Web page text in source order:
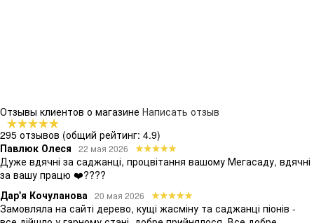
Отзывы клиентов о магазине Написать отзыв
295 отзывов (общий рейтинг: 4.9)
Павлюк Олеся
22 мая 2026
Дуже вдячні за саджанці, процвітання вашому Мегасаду, вдячні
за вашу працю ❤️????
Дар'я Кочуланова 20 мая 2026
Замовляла на сайті дерево, кущі жасміну та саджанці піонів -